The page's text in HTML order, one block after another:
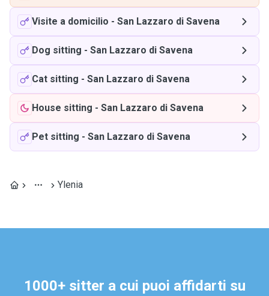
Visite a domicilio - San Lazzaro di Savena
Dog sitting - San Lazzaro di Savena
Cat sitting - San Lazzaro di Savena
House sitting - San Lazzaro di Savena
Pet sitting - San Lazzaro di Savena
Ylenia
1000+ sitter a cui puoi affidarti su